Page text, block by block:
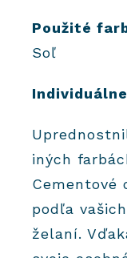
Použité
Soľ
iných
Cementové
podľa
želaní.